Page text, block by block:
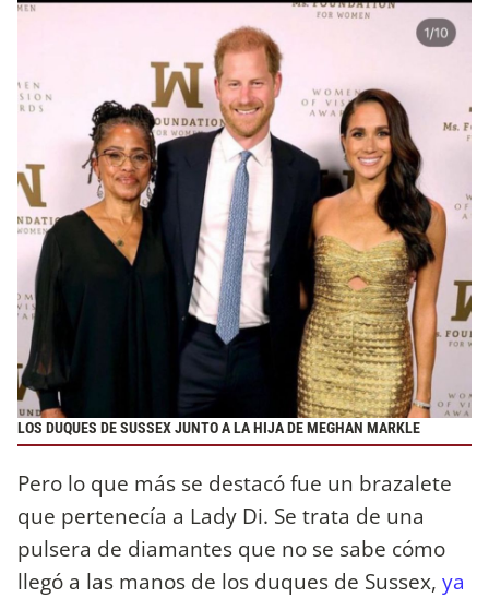
LOS DUQUES DE SUSSEX JUNTO A LA HIJA DE MEGHAN MARKLE
Pero lo que más se destacó fue un brazalete
que pertenecía a Lady Di. Se trata de una
pulsera de diamantes que no se sabe cómo
llegó a las manos de los duques de Sussex, ya